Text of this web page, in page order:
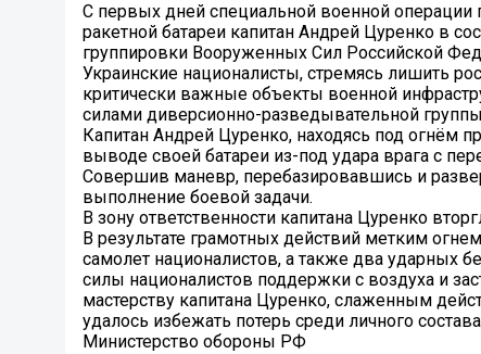
С первых дней специальной военной
ракетной батареи капитан Андрей Цуренко в
группировки Вооруженных Сил Российской
Украинские националисты, стремясь лишить
критически важные объекты военной
силами диверсионно-разведывательной
Капитан Андрей Цуренко, находясь под огнём
выводе своей батареи из-под удара врага с
Совершив маневр, перебазировавшись и
выполнение боевой задачи.
В зону ответственности капитана Цуренко
В результате грамотных действий метким
самолет националистов, а также два ударных
силы националистов поддержки с воздуха и
мастерству капитана Цуренко, слаженным
удалось избежать потерь среди личного
Министерство обороны РФ